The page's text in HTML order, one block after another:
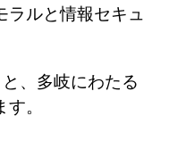
ラルと情報セキュ
、多岐にわたる
。